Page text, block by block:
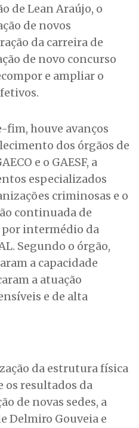
de Lean Araújo, o
de novos
da carreira de
de novo concurso
e ampliar o
fim, houve avanços
dos órgãos de
e o GAESF, a
especializados
criminosas e o
continuada de
por intermédio da
Segundo o órgão,
a capacidade
a atuação
e de alta
da estrutura física
resultados da
de novas sedes, a
Delmiro Gouveia e